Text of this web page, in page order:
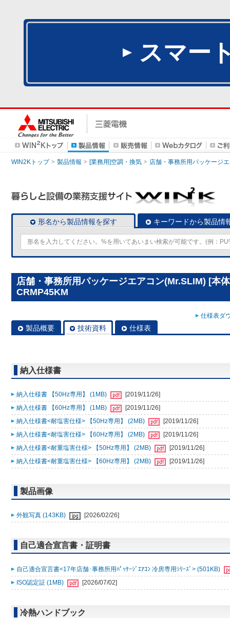
スマー
WIN2Kトップ 製品情報 [業務用]空調・換気 店舗・事務所用パッケージ
形名から製品情報を探す キーワードから製品情
店舗・事務所用パッケージエアコン(Mr.SLIM) [本
CRMP45KM
仕様表ダ
製品概要 技術資料 仕様表
納入仕様書
納入仕様書 【50Hz専用】 (1MB)
[2019/11/26]
納入仕様書 【60Hz専用】 (1MB)
[2019/11/26]
納入仕様書<耐塩害仕様> 【50Hz専用】 (2MB)
[2019/11/26]
納入仕様書<耐塩害仕様> 【60Hz専用】 (2MB)
[2019/11/26]
納入仕様書<耐重塩害仕様> 【50Hz専用】 (2MB)
[2019/11/26]
納入仕様書<耐重塩害仕様> 【60Hz専用】 (2MB)
[2019/11/26]
製品画像
外観写真 (143KB) [2026/02/26]
自己適合宣言書・証明書
自己適合宣言書<17年店舗･事務所用ﾊﾟｯｹｰｼﾞｴｱｺﾝ 冷房専用ｼﾘｰｽﾞ> (501KB)
ISO認定証 (1MB)
[2026/07/02]
冷熱ハンドブック